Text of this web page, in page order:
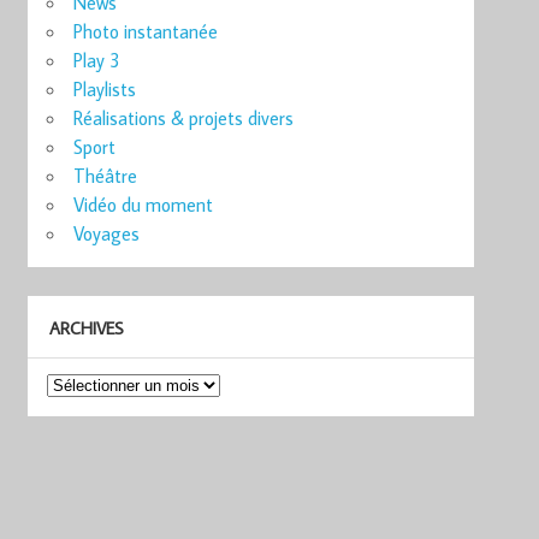
Photo instantanée
Play 3
Playlists
Réalisations & projets divers
Sport
Théâtre
Vidéo du moment
Voyages
ARCHIVES
Archives